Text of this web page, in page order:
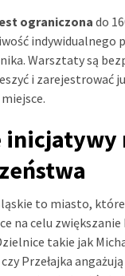
ograniczona do
indywidualnego
Warsztaty są
i zarejestrować
inicjatywy
to miasto,
na celu
takie jak
Przełajka